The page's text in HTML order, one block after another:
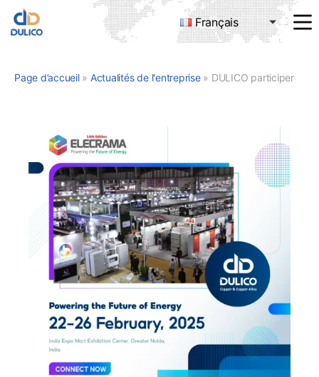
TRADING
DULICO
Français
Page d’accueil» Actualités de l'entreprise» DULICO participera au salon ELECRAMA 2025 en Inde